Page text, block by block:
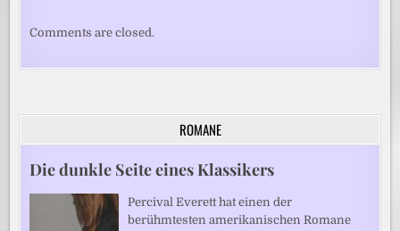
Comments are closed.
ROMANE
Die dunkle Seite eines Klassikers
Percival Everett hat einen der
berühmtesten amerikanischen Romane